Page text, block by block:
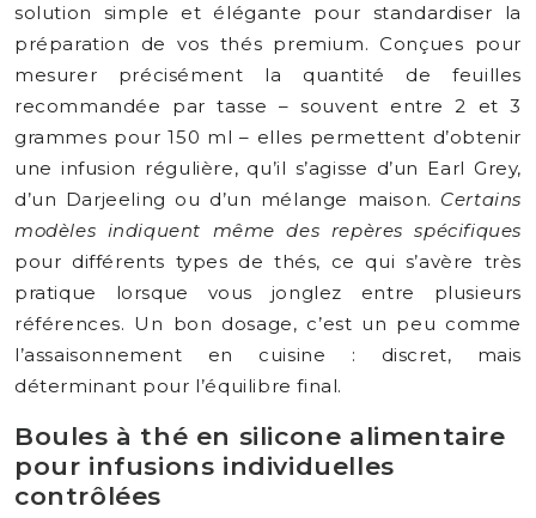
solution simple et élégante pour standardiser la
préparation de vos thés premium. Conçues pour
mesurer précisément la quantité de feuilles
recommandée par tasse – souvent entre 2 et 3
grammes pour 150 ml – elles permettent d’obtenir
une infusion régulière, qu’il s’agisse d’un Earl Grey,
d’un Darjeeling ou d’un mélange maison. Certains
modèles indiquent même des repères spécifiques
pour différents types de thés, ce qui s’avère très
pratique lorsque vous jonglez entre plusieurs
références. Un bon dosage, c’est un peu comme
l’assaisonnement en cuisine : discret, mais
déterminant pour l’équilibre final.
Boules à thé en silicone alimentaire
pour infusions individuelles
contrôlées